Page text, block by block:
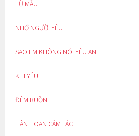
TỪ MẪU
NHỚ NGƯỜI YÊU
SAO EM KHÔNG NÓI YÊU ANH
KHI YÊU
ĐÊM BUỒN
HÂN HOAN CẢM TÁC